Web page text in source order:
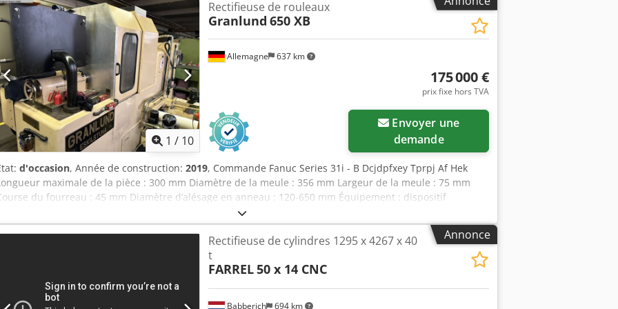
1 / 10
Allemagne 637 km
Rectifieuse de rouleaux
Granlund 650 XB
175 000 €
prix fixe hors TVA
demande
d'occasion, Année de construction: 2019, Commande Fanuc Series 31i - B Dcjdpfxey Tprpj Af Hek
maximale de la pièce : 300 mm Diamètre de la meule : 356 mm Largeur de la meule : 75 mm
du fourreau : 45 mm Diamètre d’alésage en anneau : 120-650 mm Équipement : dispositif
d’habillage automatique de la meule, 2 poupées mobiles, unité de filtration à bande papier, extraction
brouillards d'huile, armoire électrique avec refroidisseur, support d’équilibrage pour meule.
Dimensions : 3800 x 2800 x 2200 mm Caractéristiques techniques : Il est possible d’effectuer des
rectifications profondes sur des bruts tendres. Cela signifie qu’il n’est pas nécessaire de fabriquer ou
d’acheter des ébauches pré-usinées, car la machine effectue l’ensemble du procédé. La machine dispose
d’un cycle automatique de dressage de la meule, avec compensation automatique du diamètre de la
meule et de la vitesse de coupe.
Annonce
Babberich 694 km
Rectifieuse de cylindres 1295 x 4267 x 40
t
FARREL50 x 14 CNC